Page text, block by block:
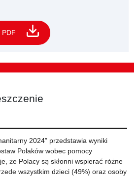
2024” przedstawia wyniki
Polaków wobec pomocy
że Polacy są skłonni wspierać różne
wszystkim dzieci (49%) oraz osoby